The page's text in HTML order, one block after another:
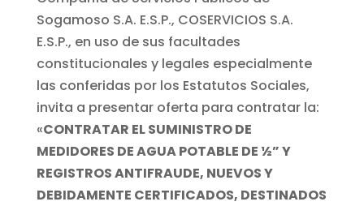
Sogamoso S.A. E.S.P., COSERVICIOS S.A.
E.S.P., en uso de sus facultades
constitucionales y legales especialmente
las conferidas por los Estatutos Sociales,
invita a presentar oferta para contratar la:
«CONTRATAR EL SUMINISTRO DE
MEDIDORES DE AGUA POTABLE DE ½” Y
REGISTROS ANTIFRAUDE, NUEVOS Y
DEBIDAMENTE CERTIFICADOS, DESTINADOS